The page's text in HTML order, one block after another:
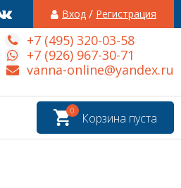
Вход / Регистрация
+7 (495) 320-03-58
+7 (926) 967-30-71
vanna-online@yandex.ru
Корзина пуста
0